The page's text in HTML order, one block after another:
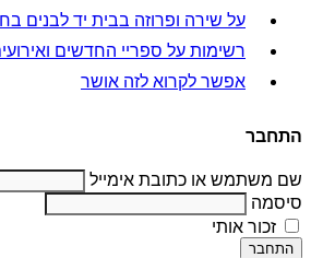
על שירה ופרוזה בבית יד לבנים
רשימות על ספריי החדשים
אפשר לקרוא לזה אושר
התחבר
שם משתמש או כתובת אימייל
סיסמה
זכור אותי
התחבר